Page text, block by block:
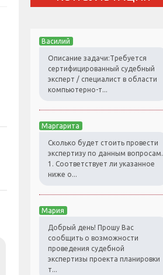
Василий
Описание задачи:Требуется
сертифицированный судебный
эксперт / специалист в области
компьютерно-т...
Маргарита
Сколько будет стоить провести
экспертизу по данным вопросам.
1. Соответствует ли указанное
ниже о...
Мария
Добрый день! Прошу Вас
сообщить о возможности
проведения судебной
экспертизы проекта планировки
т...